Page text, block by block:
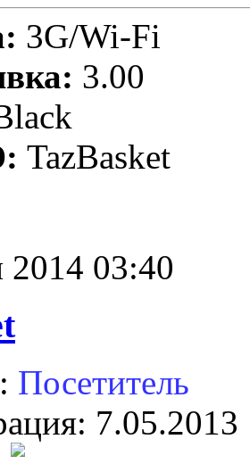
3G/Wi-Fi
3.00
TazBasket
2014 03:40
Посетитель
7.05.2013